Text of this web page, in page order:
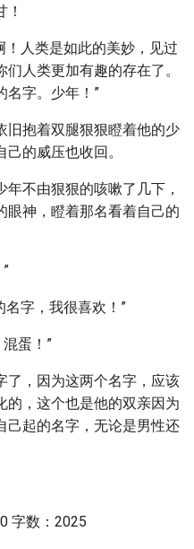
！人类是如此的美妙，见过
人类更加有趣的存在了。
名字。少年！”
旧抱着双腿狠狠瞪着他的少
的威压也收回。
不由狠狠的咳嗽了几下，
眼神，瞪着那名看着自己的
名字，我很喜欢！”
蛋！”
了，因为这两个名字，应该
的，这个也是他的双亲因为
己起的名字，无论是男性还
字数：2025